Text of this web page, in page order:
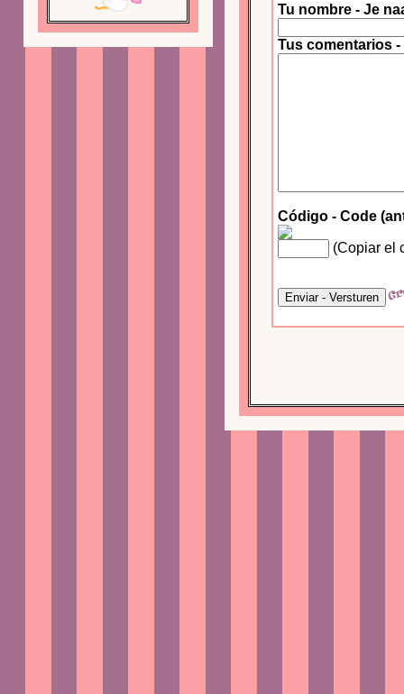
Tu nombre - Je
Tus comentarios
Código - Code
(Copiar el